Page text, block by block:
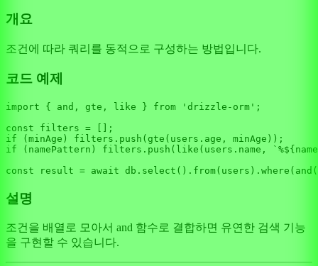
개요
조건에 따라 쿼리를 동적으로 구성하는 방법입니다.
코드 예제
import { and, gte, like } from 'drizzle-orm' ;
const
if (minAge) filters. push ( gte (users. age
if (namePattern) filters. push ( like (users. name , `%
const result = await db. select (). from(users). where ( and
설명
조건을 배열로 모아서 and 함수로 결합하면 유연한 검색 기능
을 구현할 수 있습니다.